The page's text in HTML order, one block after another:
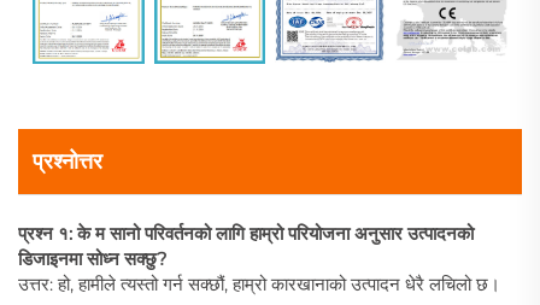
प्रश्नोत्तर
प्रश्न १: के म सानो परिवर्तनको लागि हाम्रो परियोजना अनुसार उत्पादनको
डिजाइनमा सोध्न सक्छु?
उत्तर: हो, हामीले त्यस्तो गर्न सक्छौं, हाम्रो कारखानाको उत्पादन धेरै लचिलो छ।